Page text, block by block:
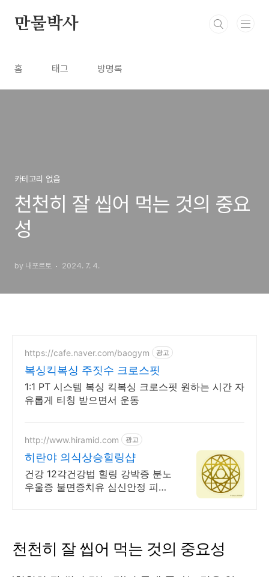
만물박사
홈 태그 방명록
카테고리 없음
천천히 잘 씹어 먹는 것의 중요
성
by 내포르토 2024. 7. 4.
https://cafe.naver.com/baogym 광고
복싱킥복싱 주짓수 크로스핏
1:1 PT 시스템 복싱 킥복싱 크로스핏 원하는 시간 자
유롭게 티칭 받으면서 운동
http://www.hiramid.com 광고
히란야 의식상승힐링샵
건강 12각건강법 힐링 강박증 분노
우울증 불면증치유 심신안정 피로
천천히 잘 씹어 먹는 것의 중요성